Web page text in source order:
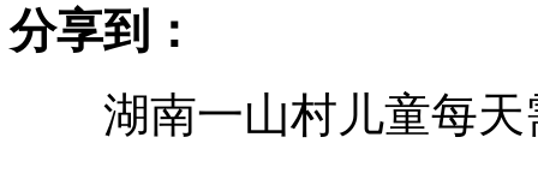
河南确诊2例人感染H7N9禽流感
分享到：
湖南一山村儿童每天